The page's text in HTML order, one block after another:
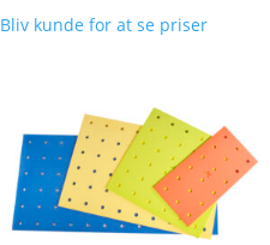
Bliv kunde for at se priser